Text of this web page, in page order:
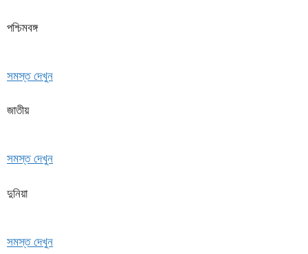
পশ্চিমবঙ্গ
সমস্ত দেখুন
জাতীয়
সমস্ত দেখুন
দুনিয়া
সমস্ত দেখুন